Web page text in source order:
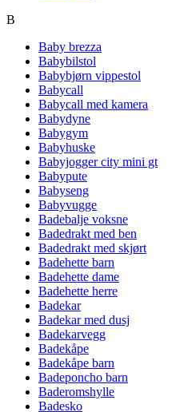
B
Baby brezza
Babybilstol
Babybjørn vippestol
Babycall
Babycall med kamera
Babydyne
Babygym
Babyhuske
Babyjogger city mini gt
Babypute
Babyseng
Babyvugge
Badebalje voksne
Badedrakt med ben
Badedrakt med skjørt
Badehette barn
Badehette dame
Badehette herre
Badekar
Badekar med dusj
Badekarvegg
Badekåpe
Badekåpe barn
Badeponcho barn
Baderomshylle
Badesko